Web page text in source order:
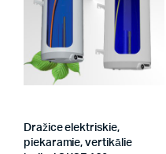
Dražice elektriskie,
piekaramie, vertikālie